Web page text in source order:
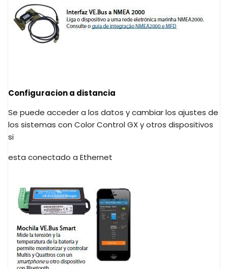
Configuracion a distancia
Se puede acceder a los datos y cambiar los ajustes de
los sistemas con Color Control GX y otros dispositivos
si
esta conectado a Ethernet